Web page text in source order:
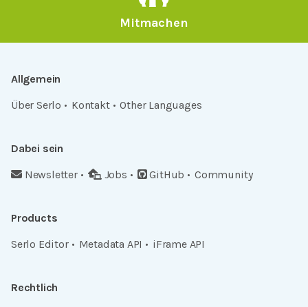
Mitmachen
Allgemein
Über Serlo
Kontakt Other Languages
Dabei sein
Newsletter
Jobs GitHub Community
Products
Serlo Editor
Metadata API iFrame API
Rechtlich